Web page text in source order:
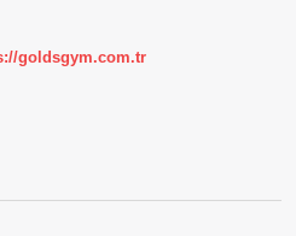
goldsgym.com.tr